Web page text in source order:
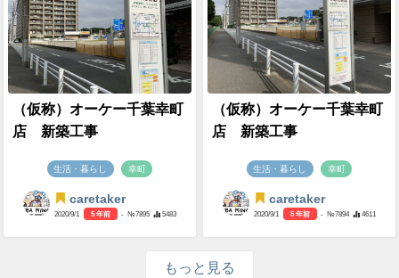
（仮称）オーケー千葉幸町
店 新築工事
生活・暮らし 幸町
caretaker
2020/9/1 5 年前 - №7895 5483
（仮称）オーケー千葉幸町
店 新築工事
生活・暮らし 幸町
caretaker
2020/9/1 5 年前 - №7894 4611
もっと見る